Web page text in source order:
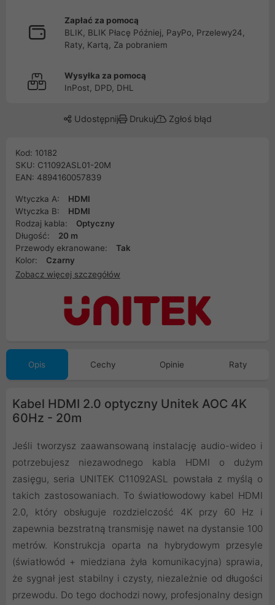
Zapłać za pomocą
BLIK, BLIK Płacę Później, PayPo, Przelewy24,
Raty, Kartą, Za pobraniem
Wysyłka za pomocą
InPost, DPD, DHL
Udostępnij Drukuj Zgłoś błąd
Kod: 10182
SKU: C11092ASL01-20M
EAN: 4894160057839
Wtyczka A:
HDMI
Wtyczka B:
HDMI
Rodzaj kabla:
Optyczny
Długość:
20 m
Przewody ekranowane:
Tak
Kolor:
Czarny
Zobacz więcej szczegółów
Opis Cechy Opinie Raty
Kabel HDMI 2.0 optyczny Unitek AOC 4K
60Hz - 20m
Jeśli tworzysz zaawansowaną instalację audio-wideo i
potrzebujesz niezawodnego kabla HDMI o dużym
zasięgu, seria UNITEK C11092ASL powstała z myślą o
takich zastosowaniach. To światłowodowy kabel HDMI
2.0, który obsługuje rozdzielczość 4K przy 60 Hz i
zapewnia bezstratną transmisję nawet na dystansie 100
metrów. Konstrukcja oparta na hybrydowym przesyle
(światłowód + miedziana żyła komunikacyjna) sprawia,
że sygnał jest stabilny i czysty, niezależnie od długości
przewodu. Do tego dochodzi nowy, profesjonalny design